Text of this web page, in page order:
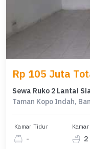
Rp 105 Juta
Sewa Ruko 2 Lantai
Taman Kopo Indah,
Kamar Tidur
- 2